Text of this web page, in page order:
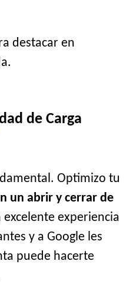
destacar en
de Carga
Optimizo tu
un abrir y cerrar de
experiencia
y a Google les
puede hacerte